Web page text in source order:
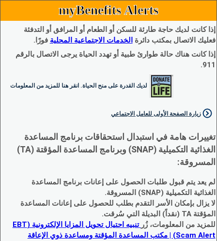
myBenefits Alerts
إذا كانت لديك حاجة طارئة للسكن أو الطعام أو المرافق أو التدفئة
فعليك الاتصال بمكتب دائرة الخدمات الاجتماعية المحلية فورًا.
إذا كانت هناك حالة طوارئ طبية أو تهدد الحياة يرجى الاتصال بالرقم
911.
لديك القدرة على منح الحياة. انقر هنا للمزيد من المعلومات
زيارة الصفحة الأولى للعامل الاجتماعي
تغييرات هامة في استبدال استحقاقات برنامج المساعدة
الغذائية التكميلية (SNAP) وبرنامج المساعدة المؤقتة (TA)
المسروقة:
لم يعد يتم قبول طلبات الحصول على إعانات برنامج المساعدة
الغذائية التكميلية (SNAP) المسروقة.
لا يزال بإمكان الأسر التقدم بطلب للحصول على إعانات المساعدة
المؤقتة TA (نقداً) البديلة التي سُرقت.
للمزيد من المعلومات، زُر
تنبيه احتيال تحويل المزايا الإلكترونية (EBT
Scam Alert) | مكتب المساعدة المؤقتة ومساعدة ذوي الإعاقة